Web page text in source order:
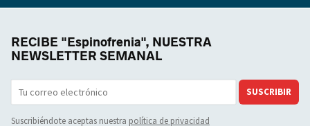
RECIBE "Espinofrenia", NUESTRA
NEWSLETTER SEMANAL
SUSCRIBIR
Suscribiéndote aceptas nuestra política de privacidad